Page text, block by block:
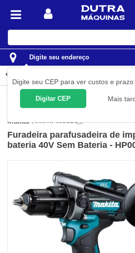
Digite
Digite seu endereço
Digite seu CEP para ver custos e prazo
Digitar CEP Mais
Ferramentas Ferramentas a Bateria
Parafusadeiras a Bateria
Makita (Cód.HP001GZ )
Furadeira parafusadeira de
bateria 40V Sem Bateria -